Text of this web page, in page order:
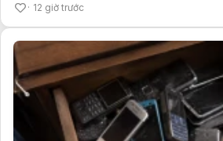
12 giờ trước